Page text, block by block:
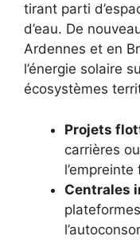
tirant parti
d’eau. De
Ardennes et en
l’énergie solaire
écosystèmes
Projets
carrières
Centrales